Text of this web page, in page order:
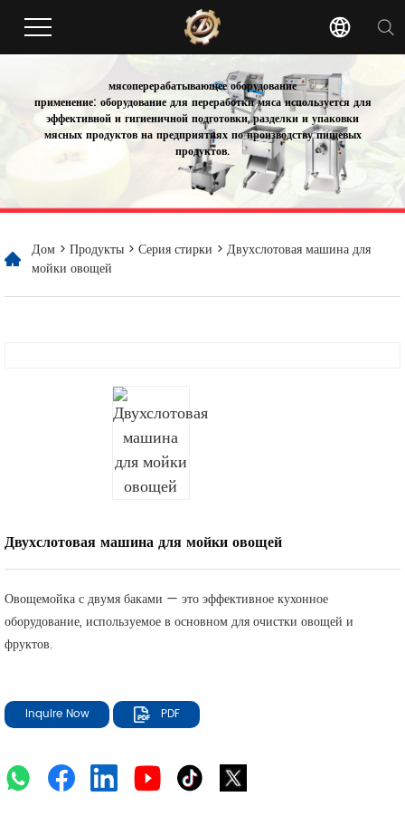
мясоперерабатывающее оборудование
применение: оборудование для переработки мяса используется для
эффективной и гигиеничной подготовки, разделки и упаковки
мясных продуктов на предприятиях по производству пищевых
продуктов.
Дом > Продукты > Серия стирки > Двухслотовая машина для
мойки овощей
Двухслотовая машина для мойки овощей
Овощемойка с двумя баками — это эффективное кухонное
оборудование, используемое в основном для очистки овощей и
фруктов.
Inquire Now PDF